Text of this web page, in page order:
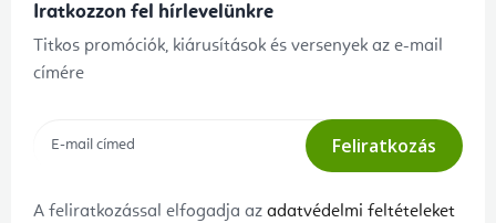
Iratkozzon fel hírlevelünkre
Titkos promóciók, kiárusítások és versenyek az e-mail
címére
Feliratkozás
A feliratkozással elfogadja az adatvédelmi feltételeket